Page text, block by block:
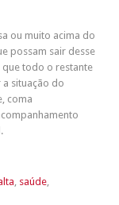
ou muito acima do
possam sair desse
todo o restante
situação do
coma
, saúde,